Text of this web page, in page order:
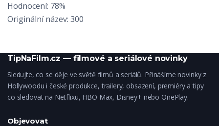
Hodnocení: 78%
Originální název: 300
TipNaFilm.cz — filmové a seriálové novinky
Sledujte, co se děje ve světě filmů a seriálů. Přinášíme novinky z
Hollywoodu i české produkce, trailery, obsazení, premiéry a tipy
co sledovat na Netflixu, HBO Max, Disney+ nebo OnePlay.
Objevovat